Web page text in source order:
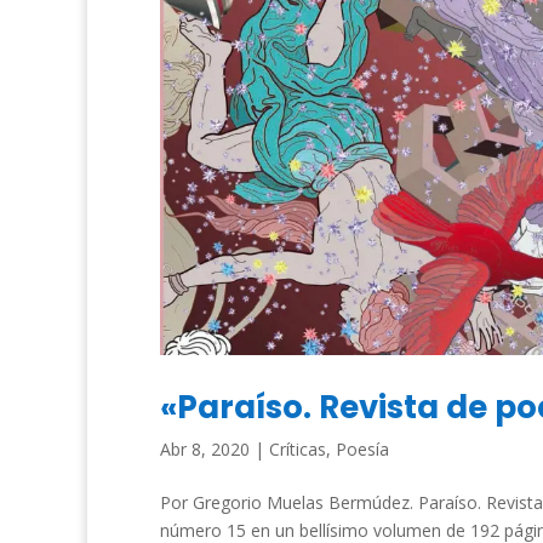
«Paraíso. Revista de
Abr 8, 2020 | Críticas, Poesía
Por Gregorio Muelas Bermúdez. Paraíso.
número 15 en un bellísimo volumen de 192